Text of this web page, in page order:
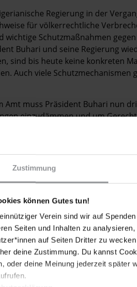
Zustimmung
können Gutes tun!
Verein sind wir auf
Seiten und Inhalten zu
auf Seiten Dritter zu
deine Zustimmung. Du kannst
oder deine Meinung jederzeit später
Regierung in der
für völkerrechtliche
wichtige Schutzmaßnahmen
Buhari und seine Regierung
sind bis heute keine konkreten
Auch viele Schutzmechanismen
Amt muss Präsident Buhari nun
einzudämmen und um
Konflikt zum Opfer gefallen sind.
herrschenden Straflosigkeit
wäre ein guter Anfang."
und verurteilt bereits seit
Haram und des
Bericht. Aus einem
und Verbrechen gegen
die Gewalt gegen die
Haram vor Gericht zu stellen.